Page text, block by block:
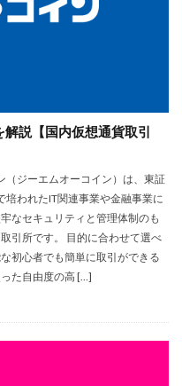
説【国内仮想通貨取引
ジーエムオーコイン）は、東証
われたIT関連事業や金融事業に
なセキュリティと管理体制のも
引所です。 目的に合わせて選べ
初心者でも簡単に取引ができる
た自由度の高 […]